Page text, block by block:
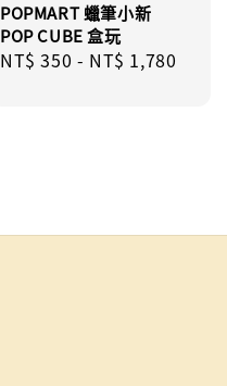
POPMART 蠟筆小新
POP CUBE 盒玩
Regular
NT$ 350 - NT$ 1,780